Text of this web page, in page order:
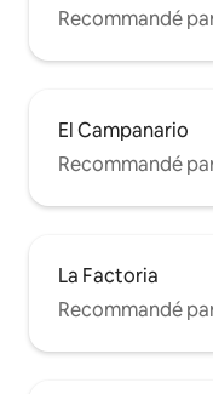
Recommandé
El Campanario
Recommandé
La Factoria
Recommandé